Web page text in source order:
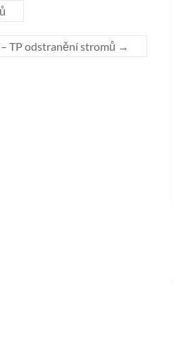
TP odstranění stromů →